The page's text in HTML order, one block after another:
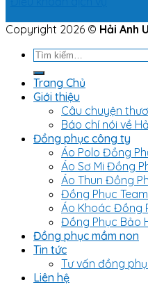
Copyright 2026 © Hải Anh
Tìm
Trang Chủ
Giới thiệu
Câu chuyện
Báo chí nói về
Đồng phục công ty
Áo Polo Đồng
Áo Sơ Mi Đồng
Áo Thun Đồng
Đồng Phục
Áo Khoác Đồng
Đồng Phục Bảo
Đồng phục mầm non
Tin tức
Tư vấn đồng
Liên hệ